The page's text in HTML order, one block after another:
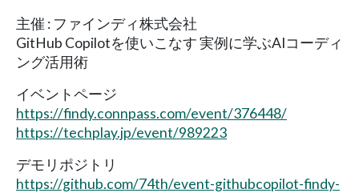
主催 : ファインディ株式会社
GitHub Copilotを使いこなす 実例に学ぶAIコーディ
ング活用術
イベントページ
https://findy.connpass.com/event/376448/
https://techplay.jp/event/989223
デモリポジトリ
https://github.com/74th/event-githubcopilot-findy-